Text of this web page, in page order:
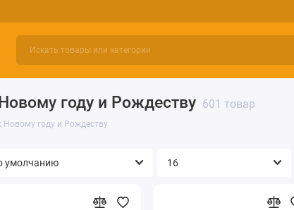
году и Рождеству 601 товар
Новому году и Рождеству